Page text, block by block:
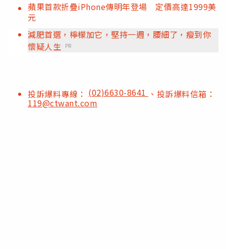
蘋果首款折疊iPhone傳明年登場 定價高達1999美
元
減肥首選，檸檬加它，堅持一週，腰細了，瘦到你
懷疑人生 PR
投訴爆料專線： (02)6630-8641 、投訴爆料信箱：
119@ctwant.com